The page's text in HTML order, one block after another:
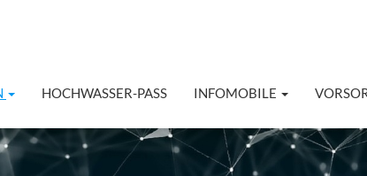
HOCHWASSER-PASS INFOMOBILE